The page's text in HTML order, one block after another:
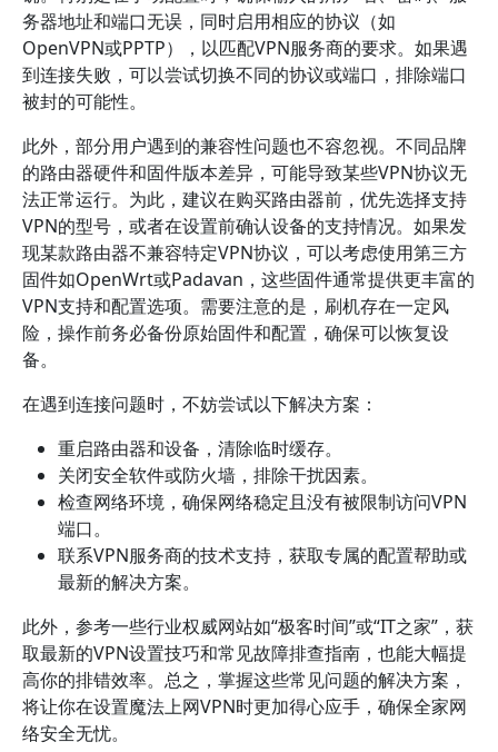
务器地址和端口无误，同时启用相应的协议（如
OpenVPN或PPTP），以匹配VPN服务商的要求。如果遇
到连接失败，可以尝试切换不同的协议或端口，排除端口
被封的可能性。
此外，部分用户遇到的兼容性问题也不容忽视。不同品牌
的路由器硬件和固件版本差异，可能导致某些VPN协议无
法正常运行。为此，建议在购买路由器前，优先选择支持
VPN的型号，或者在设置前确认设备的支持情况。如果发
现某款路由器不兼容特定VPN协议，可以考虑使用第三方
固件如OpenWrt或Padavan，这些固件通常提供更丰富的
VPN支持和配置选项。需要注意的是，刷机存在一定风
险，操作前务必备份原始固件和配置，确保可以恢复设
备。
在遇到连接问题时，不妨尝试以下解决方案：
重启路由器和设备，清除临时缓存。
关闭安全软件或防火墙，排除干扰因素。
检查网络环境，确保网络稳定且没有被限制访问VPN
端口。
联系VPN服务商的技术支持，获取专属的配置帮助或
最新的解决方案。
此外，参考一些行业权威网站如“极客时间”或“IT之家”，获
取最新的VPN设置技巧和常见故障排查指南，也能大幅提
高你的排错效率。总之，掌握这些常见问题的解决方案，
将让你在设置魔法上网VPN时更加得心应手，确保全家网
络安全无忧。